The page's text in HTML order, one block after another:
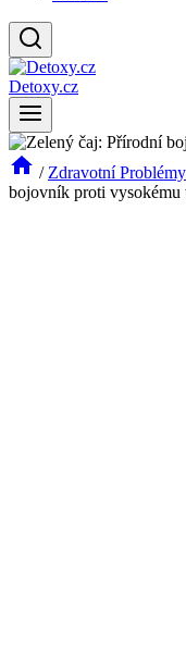
Detoxy.cz
/ Zdravotní Problémy
bojovník proti vysokému